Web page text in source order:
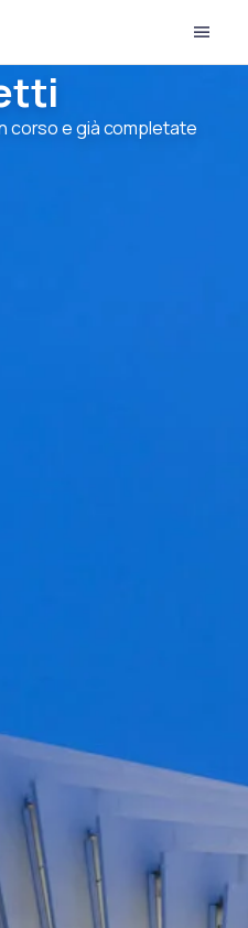
corso e già completate